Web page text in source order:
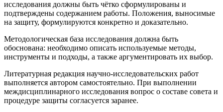
исследования должны быть чётко сформулированы и
подтверждены содержанием работы. Положения, выносимые
на защиту, формулируются конкретно и доказательно.
Методологическая база исследования должна быть
обоснована: необходимо описать используемые методы,
инструменты и подходы, а также аргументировать их выбор.
Литературная редакция научно-исследовательских работ
выполняется автором самостоятельно. При выполнении
междисциплинарного исследования вопрос о составе совета и
процедуре защиты согласуется заранее.